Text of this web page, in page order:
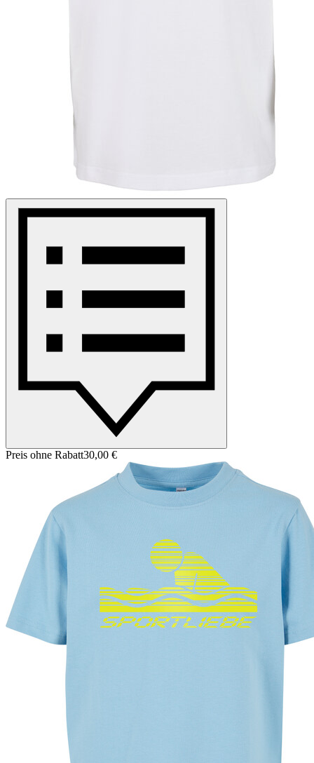
Preis ohne Rabatt30,00 €